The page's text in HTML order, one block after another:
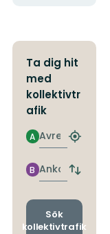
Ta dig hit
med
kollektivtr
afik
Avresa
A
Hitta
Ankomst
B
Byt
och
Sök
kollektivtrafik